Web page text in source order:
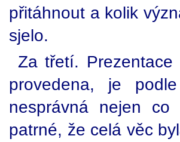
přitáhnout a kolik
sjelo.
Za třetí.
provedena, je
nesprávná nejen
patrné, že celá věc